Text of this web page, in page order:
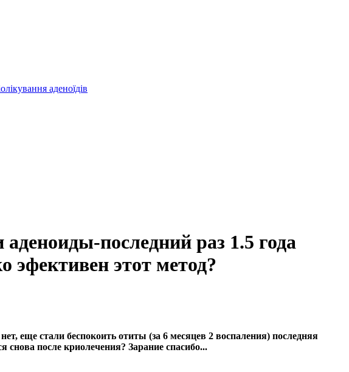
аденоїдів
последний раз 1.5 года
эфективен этот метод?
еще стали беспокоить отиты (за 6 месяцев 2 воспаления) последняя
снова после криолечения? Зарание спасибо...